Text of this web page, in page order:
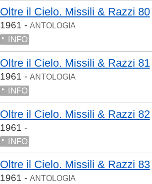
Oltre il Cielo. Missili & Razzi 80
1961 - ANTOLOGIA
INFO
Oltre il Cielo. Missili & Razzi 81
1961 - ANTOLOGIA
INFO
Oltre il Cielo. Missili & Razzi 82
1961 -
INFO
Oltre il Cielo. Missili & Razzi 83
1961 - ANTOLOGIA